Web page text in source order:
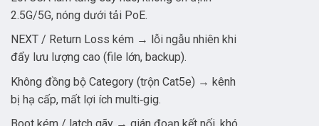
2.5G/5G, nóng dưới tải PoE.
NEXT / Return Loss kém → lỗi ngẫu nhiên khi
đẩy lưu lượng cao (file lớn, backup).
Không đồng bộ Category (trộn Cat5e) → kênh
bị hạ cấp, mất lợi ích multi‑gig.